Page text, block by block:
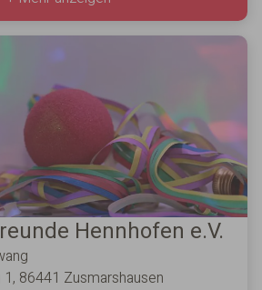
Hennhofen e.V.
86441 Zusmarshausen